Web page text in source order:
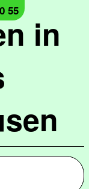
in
55